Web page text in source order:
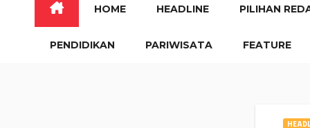
HOME HEADLINE PILIHAN
PENDIDIKAN PARIWISATA FEATURE